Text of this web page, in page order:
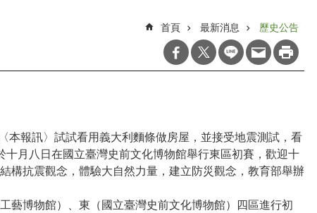
首頁 最新消息 歷史公告
〈本報訊〉試試看用義大利麵條做房屋，並接受地震測試，看
月八日在國立臺灣史前文化博物館舉行東區初賽，歡迎十
構抗震觀念，體驗大自然力量，建立防災觀念，教育部舉辦
藝博物館）、東（國立臺灣史前文化博物館）四區進行初